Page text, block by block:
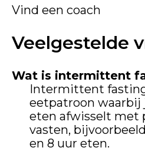
Vind een coach
Veelgestelde
Wat is intermittent
Intermittent
eetpatroon waarbij
eten afwisselt met
vasten,
en 8 uur eten.